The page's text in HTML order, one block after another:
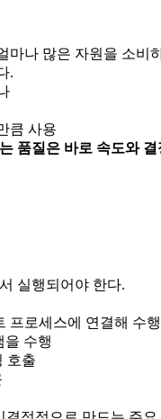
마나 많은 자원을 소비
.
큼 사용
품질은 바로 속도와 결
실행되어야 한다.
프로세스에 연결해 수행
을 수행
호출